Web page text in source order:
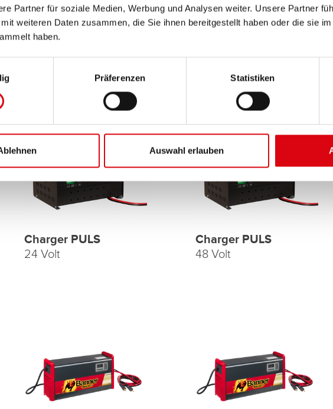
Partner für soziale Medien, Werbung und Analysen weiter. Unsere Partner
weiteren Daten zusammen, die Sie ihnen bereitgestellt haben oder die sie
haben.
Präferenzen Statistiken
Auswahl erlauben
Charger HF Basic
12 Volt
Charger HF Basic
Charger PULS
24 Volt
Charger PULS
48 Volt